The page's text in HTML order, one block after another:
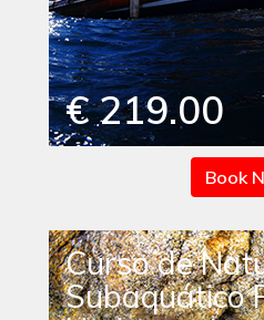
€ 219.00
Book
Curso de
Subaquático